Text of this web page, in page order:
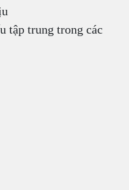
tập trung trong các